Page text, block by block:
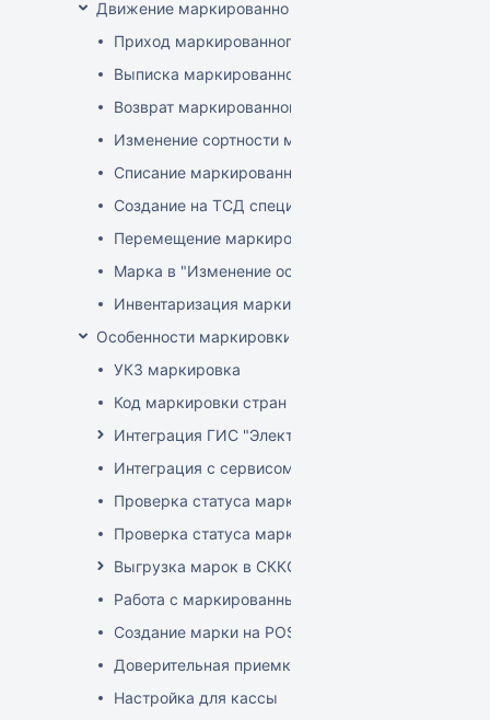
Движение маркированного товара
Приход маркированного товара
Выписка маркированного товара
Возврат маркированного товара
Изменение сортности маркированного товара
Списание маркированного товара
Создание на ТСД спецификации документа с
Перемещение маркированного товара
Марка в "Изменение остатков"
Инвентаризация маркированного товара
Особенности маркировки РБ
УКЗ маркировка
Код маркировки стран ЕАЭС
Интеграция ГИС "Электронный Знак"
Интеграция с сервисом "Цифровой помощник
Проверка статуса марки на ТСД
Проверка статуса марки на приходе
Выгрузка марок в СККО при реализации без
Работа с маркированным товаром на POS
Создание марки на POS
Доверительная приемка маркированного
Настройка для кассы